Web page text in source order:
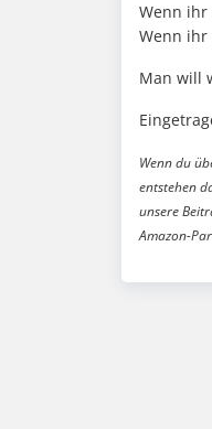
Wenn ihr
Wenn ihr
Man will
Wenn du
entstehen
unsere
Amazon-